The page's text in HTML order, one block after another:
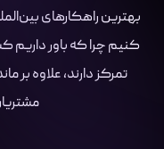
بهترین راهکارهای
کنیم چرا که باور داریم
تمرکز دارند، علاوه بر